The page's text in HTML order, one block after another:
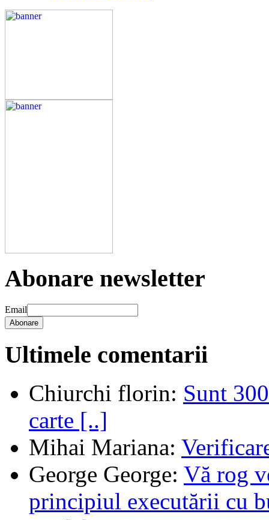
Abonare newsletter
Email
Abonare
Ultimele comentarii
Chiurchi florin: Sunt
carte [..]
Mihai Mariana:
George George: Vă rog
principiul executării cu